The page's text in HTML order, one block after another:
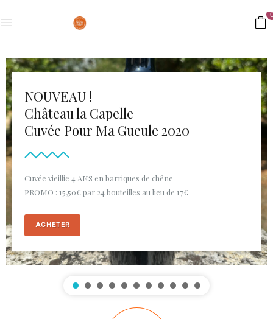
NOUVEAU !
Château la Capelle
Cuvée Pour Ma Gueule 2020
Cuvée vieillie 4 ANS en barriques de chêne
PROMO : 15,50€ par 24 bouteilles au lieu de 17€
ACHETER